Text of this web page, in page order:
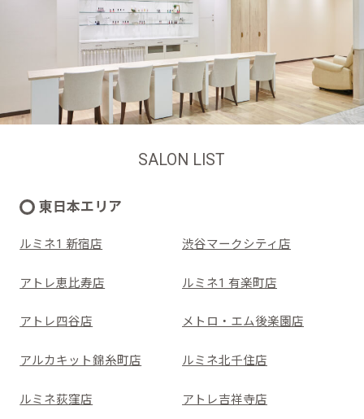
SALON LIST
東日本エリア
ルミネ1 新宿店 渋谷マークシティ店
アトレ恵比寿店 ルミネ1 有楽町店
アトレ四谷店 メトロ・エム後楽園店
アルカキット錦糸町店 ルミネ北千住店
ルミネ荻窪店 アトレ吉祥寺店